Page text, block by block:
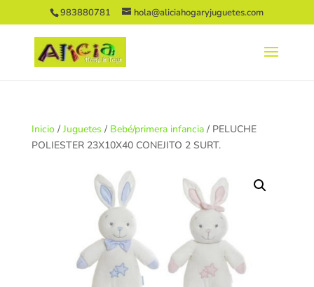
983880781 hola@aliciahogaryjuguetes.com
Inicio/ Juguetes / Bebé/primera infancia/ PELUCHE
POLIESTER 23X10X40 CONEJITO 2 SURT.